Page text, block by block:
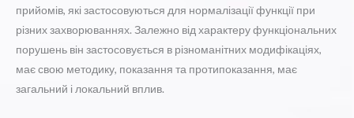
прийомів, які застосовуються для нормалізації функції при
різних захворюваннях. Залежно від характеру функціональних
порушень він застосовується в різноманітних модифікаціях,
має свою методику, показання та протипоказання, має
загальний і локальний вплив.